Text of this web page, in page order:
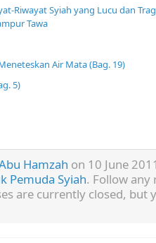
Riwayat Syiah yang Lucu dan
Tawa
Air Mata (Bag. 19)
5)
Hamzah on 10 June
Pemuda Syiah. Follow any
are currently closed, but